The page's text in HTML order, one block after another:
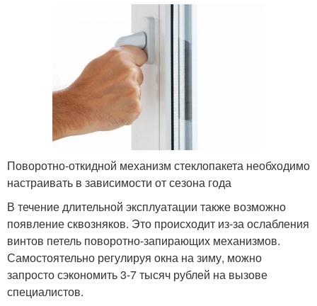
Поворотно-откидной механизм стеклопакета необходимо
настраивать в зависимости от сезона года
В течение длительной эксплуатации также возможно
появление сквозняков. Это происходит из-за ослабления
винтов петель поворотно-запирающих механизмов.
Самостоятельно регулируя окна на зиму, можно
запросто сэкономить 3-7 тысяч рублей на вызове
специалистов.